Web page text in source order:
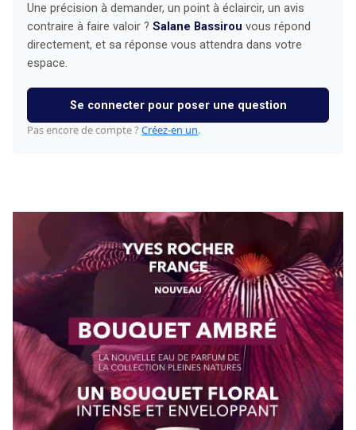
Une précision à demander, un point à éclaircir, un avis
contraire à faire valoir ?Salane Bassirou vous répond
directement, et sa réponse vous attendra dans votre
espace.
Se connecter pour poser une question
Pas encore de compte ?Créez-en un.